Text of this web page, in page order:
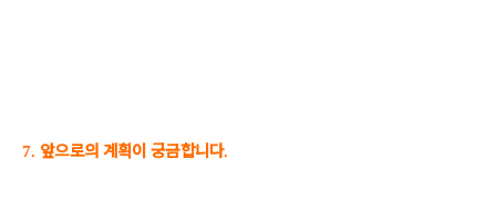
7. 앞으로의 계획이 궁금합니다.